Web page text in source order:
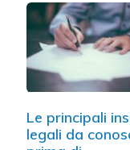
Le principali
legali da